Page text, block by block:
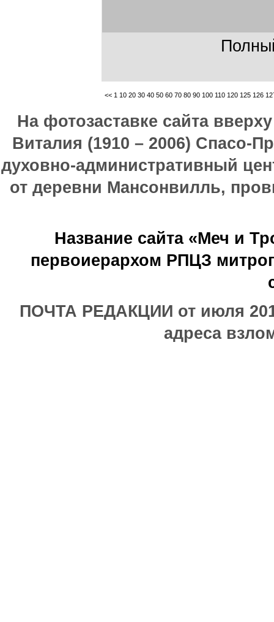
<< 1 10 20 30 40 50 60 70 80 90 100 110 120 125 126
На фотозаставке сайта
Виталия (1910 – 2006) Спасо-
духовно-административный
от деревни Мансонвилль,
Название сайта «Меч и
первоиерархом РПЦЗ
ПОЧТА РЕДАКЦИИ от июля
адреса